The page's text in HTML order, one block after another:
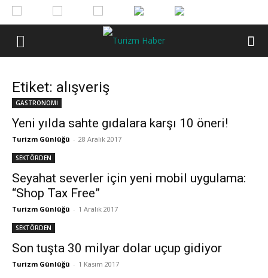
Etiket: alışveriş
GASTRONOMİ
Yeni yılda sahte gıdalara karşı 10 öneri!
Turizm Günlüğü - 28 Aralık 2017
SEKTÖRDEN
Seyahat severler için yeni mobil uygulama:
“Shop Tax Free”
Turizm Günlüğü - 1 Aralık 2017
SEKTÖRDEN
Son tuşta 30 milyar dolar uçup gidiyor
Turizm Günlüğü - 1 Kasım 2017